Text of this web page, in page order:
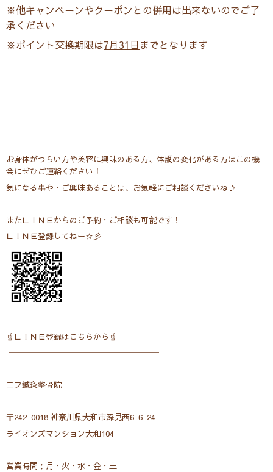
※他キャンペーンやクーポンとの併用は出来ないのでご了
承ください
※ポイント交換期限は7月31日までとなります
お身体がつらい方や美容に興味のある方、体調の変化がある方はこの機
会にぜひご連絡ください！
気になる事や・ご興味あることは、お気軽にご相談くださいね♪
またＬＩＮＥからのご予約・ご相談も可能です！
ＬＩＮＥ登録してねー☆彡
☝ＬＩＮＥ登録はこちらから☝
───────────────────
エフ鍼灸整骨院
〒242-0018 神奈川県大和市深見西6-6-24
ライオンズマンション大和104
営業時間：月・火・水・金・土